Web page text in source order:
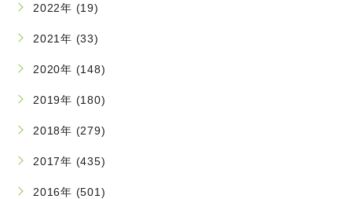
2022年 (19)
2021年 (33)
2020年 (148)
2019年 (180)
2018年 (279)
2017年 (435)
2016年 (501)